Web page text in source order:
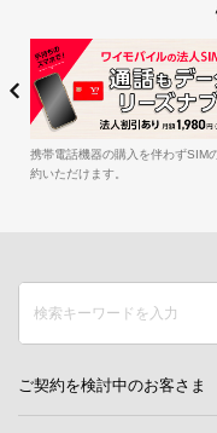
携帯電話機器の購入を伴わずSIM
約いただけます。
ご契約を検討中のお客さま